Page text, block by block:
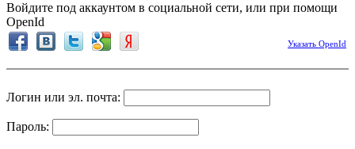
Войдите под аккаунтом в социальной сети, или при помощи
OpenId
Указать OpenId
Логин или эл. почта:
Пароль: